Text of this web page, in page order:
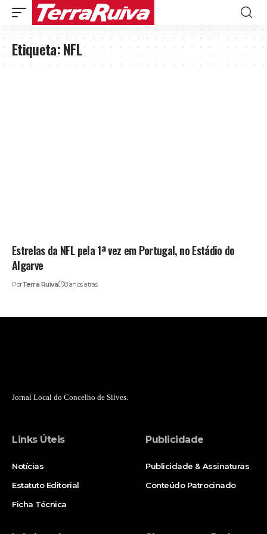
Etiqueta:NFL
Estrelas da NFL pela 1ª vez em Portugal, no Estádio do
Algarve
PorTerra Ruiva 8 anos atrás
Jornal Local do Concelho de Silves.
Links Úteis
Notícias
Estatuto Editorial
Ficha Técnica
Publicidade
Publicidade & Assinaturas
Conteúdo Patrocinado